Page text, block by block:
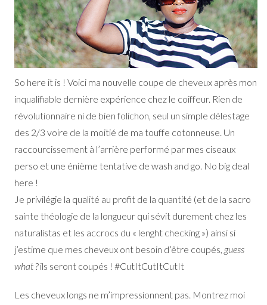
So here it is ! Voici ma nouvelle coupe de cheveux après mon
inqualifiable dernière expérience chez le coiffeur. Rien de
révolutionnaire ni de bien folichon, seul un simple délestage
des 2/3 voire de la moitié de ma touffe cotonneuse. Un
raccourcissement à l’arrière performé par mes ciseaux
perso et une énième tentative de wash and go. No big deal
here !
Je privilégie la qualité au profit de la quantité (et de la sacro
sainte théologie de la longueur qui sévit durement chez les
naturalistas et les accrocs du « lenght checking ») ainsi si
j’estime que mes cheveux ont besoin d’être coupés, guess
what ?ils seront coupés ! #CutItCutItCutIt
Les cheveux longs ne m’impressionnent pas. Montrez moi